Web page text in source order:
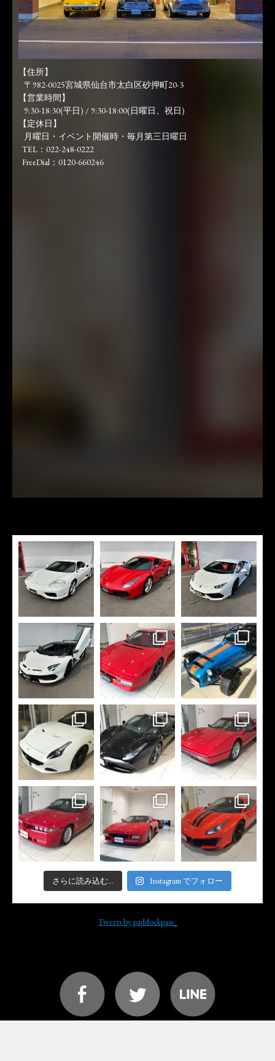
【住所】
〒982-0025宮城県仙台市太白区砂押町20-3
【営業時間】
9:30-18:30(平日) / 9:30-18:00(日曜日、祝日)
【定休日】
月曜日・イベント開催時・毎月第三日曜日
TEL：022-248-0222
FreeDial：0120-660246
さらに読み込む... Instagram でフォロー
Tweets by paddockpass_